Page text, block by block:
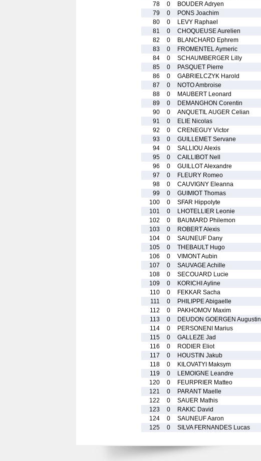
78
0 BOUDER Adryen
79
0 PONS Joachim
80
0 LEVY Raphael
81
0 CHOQUEUSE Aurelien
82
0 BLANCHARD Ephrem
83
0 FROMENTEL Aymeric
84
0 SCHAUMBERGER Lilly
85
0 PASQUET Pierre
86
0 GABRIELCZYK Harold
87
0 NOTO Ambroise
88
0 MAUBERT Leonard
89
0 DEMANGHON Corentin
90
0 ANQUETIL AUGER Celian
91
0 ELIE Nicolas
92
0 CRENEGUY Victor
93
0 GUILLEMET Servane
94
0 SALLIOU Alexis
95
0 CAILLIBOT Nell
96
0 GUILLOT Alexandre
97
0 FLEURY Romeo
98
0 CAUVIGNY Eleanna
99
0 GUIMIOT Thomas
100
0 SFAR Hippolyte
101
0 LHOTELLIER Leonie
102
0 BAUMARD Philemon
103
0 ROBERT Alexis
104
0 SAUNEUF Dany
105
0 THEBAULT Hugo
106
0 VIMONT Aubin
107
0 SAUVAGE Achille
108
0 SECOUARD Lucie
109
0 KORICHI Ayline
110
0 FEKKAR Sacha
111
0 PHILIPPE Abigaelle
112
0 PAKHOMOV Maxim
113
0 DEUDON GOERGEN Augustin
114
0 PERSONENI Marius
115
0 GALLEZE Jad
116
0 RODIER Eliot
117
0 HOUSTIN Jakub
118
0 KILOVATYI Maksym
119
0 LEMOIGNE Leandre
120
0 FEURPRIER Matteo
121
0 PARANT Maelle
122
0 SAUER Mathis
123
0 RAKIC David
124
0 SAUNEUF Aaron
125
0 SILVA FERNANDES Lucas